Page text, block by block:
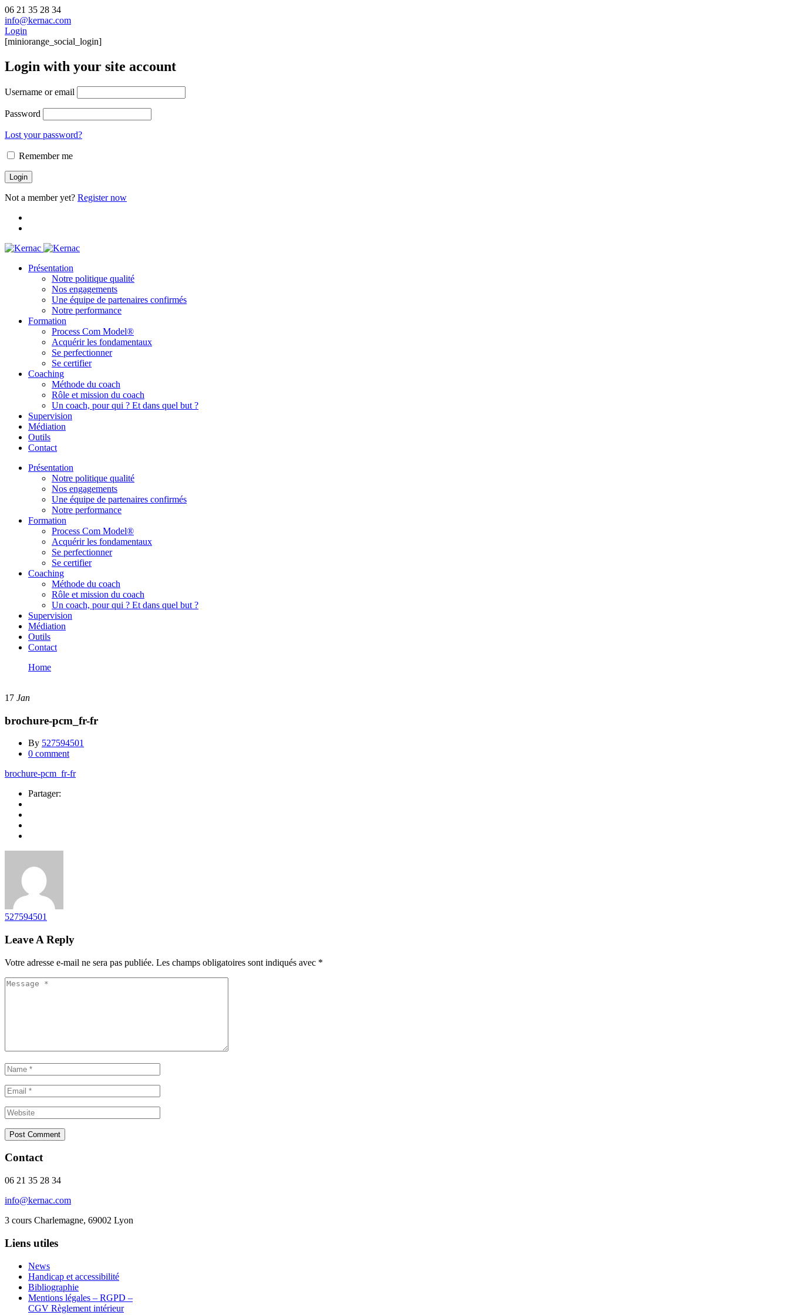
06 21 35 28 34
info@kernac.com
Login
[miniorange_social_login]
Login with your site account
Username or email
Password
Lost your password?
Remember me
Not a member yet? Register now
Présentation
Notre politique qualité
Nos engagements
Une équipe de partenaires confirmés
Notre performance
Formation
Process Com Model®
Acquérir les fondamentaux
Se perfectionner
Se certifier
Coaching
Méthode du coach
Rôle et mission du coach
Un coach, pour qui ? Et dans quel but ?
Supervision
Médiation
Outils
Contact
Présentation
Notre politique qualité
Nos engagements
Une équipe de partenaires confirmés
Notre performance
Formation
Process Com Model®
Acquérir les fondamentaux
Se perfectionner
Se certifier
Coaching
Méthode du coach
Rôle et mission du coach
Un coach, pour qui ? Et dans quel but ?
Supervision
Médiation
Outils
Contact
Home
17 Jan
brochure-pcm_fr-fr
By 527594501
0 comment
brochure-pcm_fr-fr
Partager:
527594501
Leave A Reply
Votre adresse e-mail ne sera pas publiée. Les champs obligatoires sont indiqués avec *
Contact
06 21 35 28 34
info@kernac.com
3 cours Charlemagne, 69002 Lyon
Liens utiles
News
Handicap et accessibilité
Bibliographie
Mentions légales – RGPD –
CGV Règlement intérieur